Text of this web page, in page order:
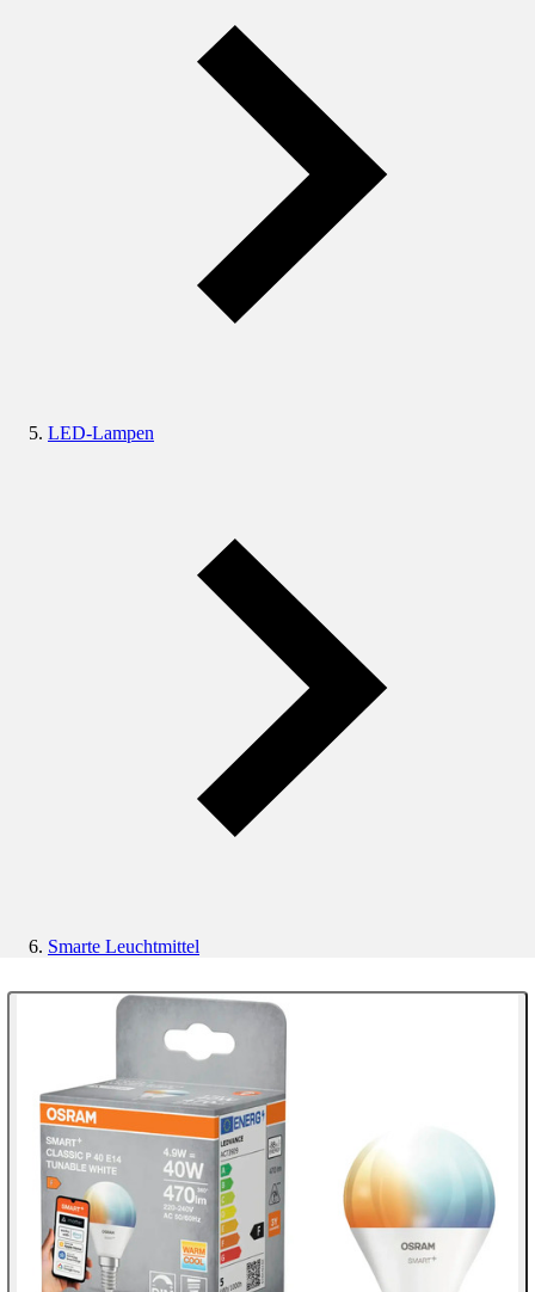
LED-Lampen
Smarte Leuchtmittel